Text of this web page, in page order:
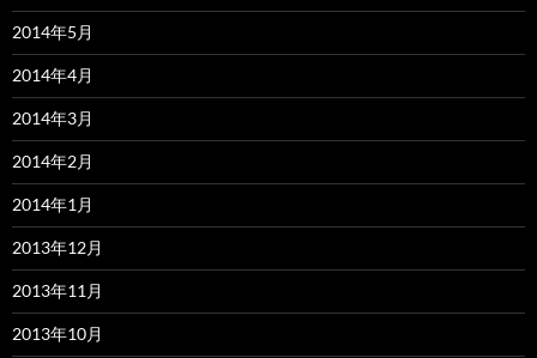
2014年5月
2014年4月
2014年3月
2014年2月
2014年1月
2013年12月
2013年11月
2013年10月